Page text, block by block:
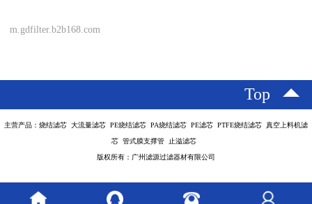
m.gdfilter.b2b168.com
Top
主营产品：烧结滤芯 大流量滤芯 PE烧结滤芯 PA烧结滤芯 PE滤芯 PTFE烧结滤芯 真空上料机滤
芯 管式膜支撑管 止溢滤芯
版权所有：广州滤源过滤器材有限公司